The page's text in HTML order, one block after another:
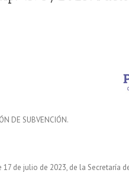
DE SUBVENCIÓN.
17 de julio de 2023, de la